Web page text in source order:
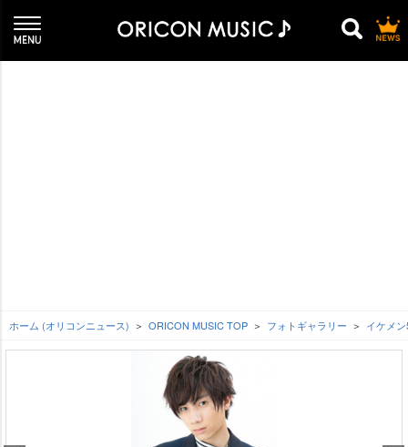
ホーム (オリコンニュース) ORICON MUSIC TOP フォトギャラリー イケメ